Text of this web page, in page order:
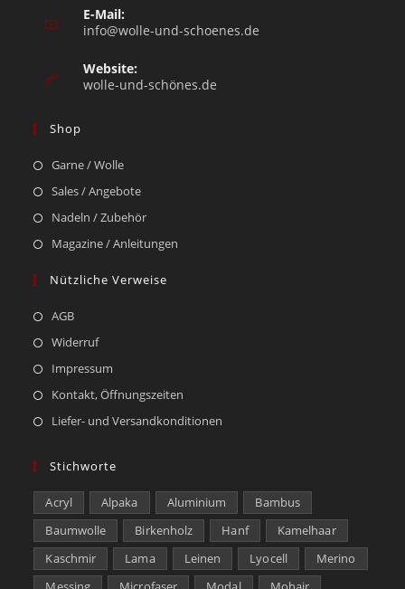
E-Mail:
info@wolle-und-schoenes.de
Website:
wolle-und-schönes.de
Shop
Garne / Wolle
Sales / Angebote
Nadeln / Zubehör
Magazine / Anleitungen
Nützliche Verweise
AGB
Widerruf
Impressum
Kontakt, Öffnungszeiten
Liefer- und Versandkonditionen
Stichworte
Acryl Alpaka Aluminium
Bambus
Baumwolle
Birkenholz Hanf
Kamelhaar
Kaschmir
Lama Leinen Lyocell
Merino